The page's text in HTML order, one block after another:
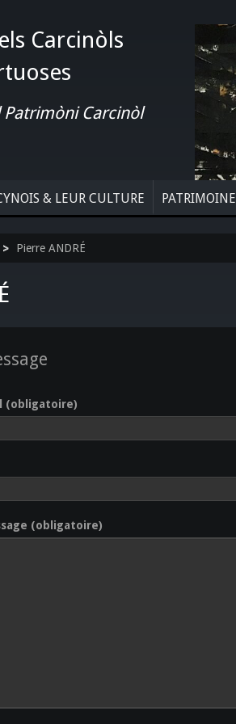
Carcinòls
Patrimòni Carcinòl
& LEUR CULTURE PATRIMOINE
> Pierre ANDRÉ
(obligatoire)
(obligatoire)